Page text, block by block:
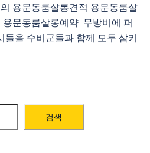
용문동룸살롱견적 용문동룸살
문동룸살롱예약 무방비에 퍼
을 수비군들과 함께 모두 삼키
검색